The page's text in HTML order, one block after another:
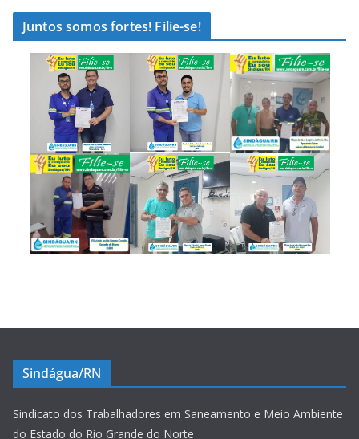
Juntos somos fortes! Filie-se!
Sindágua/RN
Sindicato dos Trabalhadores em Saneamento e Meio Ambiente
do Estado do Rio Grande do Norte